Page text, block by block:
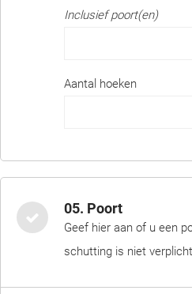
Inclusief poort(en)
Aantal hoeken
05. Poort
Geef hier aan of u een
schutting is niet